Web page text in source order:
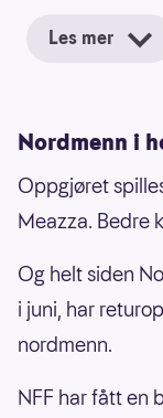
Les mer
Nordmenn i
Oppgjøret
Meazza. Bedre
Og helt siden
i juni, har
nordmenn.
NFF har fått en